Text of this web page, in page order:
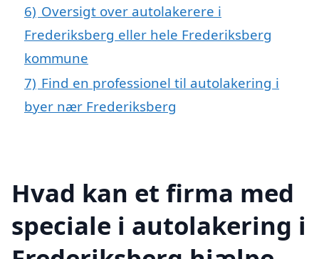
6) Oversigt over autolakerere i
Frederiksberg eller hele Frederiksberg
kommune
7) Find en professionel til autolakering i
byer nær Frederiksberg
Hvad kan et firma med
speciale i autolakering i